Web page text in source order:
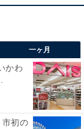
一ヶ月
かわ
市初の